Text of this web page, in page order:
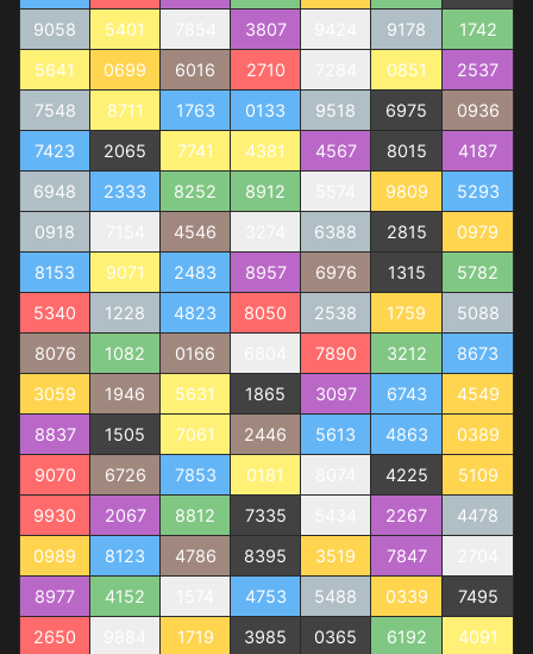
9058
5401 3807 9178
1742
5641
0699 6016 2710 0851
2537
7548
8711 1763 0133 9518 6975
0936
7423
2065 7741 4381 4567 8015
4187
6948
2333 8252 8912 9809
5293
0918
4546 6388 2815
0979
8153
9071 2483 8957 6976 1315
5782
5340
1228 4823 8050 2538 1759
5088
8076
1082 0166 7890 3212
8673
3059
1946 5631 1865 3097 6743
4549
8837
1505 7061 2446 5613 4863
0389
9070
6726 7853 0181 4225
5109
9930
2067 8812 7335 2267
4478
0989
8123 4786 8395 3519 7847
8977
4152 4753 5488 0339
7495
2650
1719 3985 0365 6192
4091